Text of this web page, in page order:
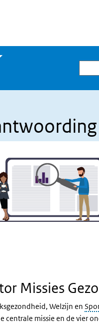
Zoeken
Missies
Welzijn en
missie en de vier